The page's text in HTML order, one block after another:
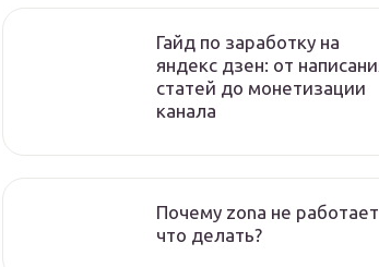
Гайд по заработку на
яндекс дзен: от
статей до монетизации
канала
Почему zona не
что делать?